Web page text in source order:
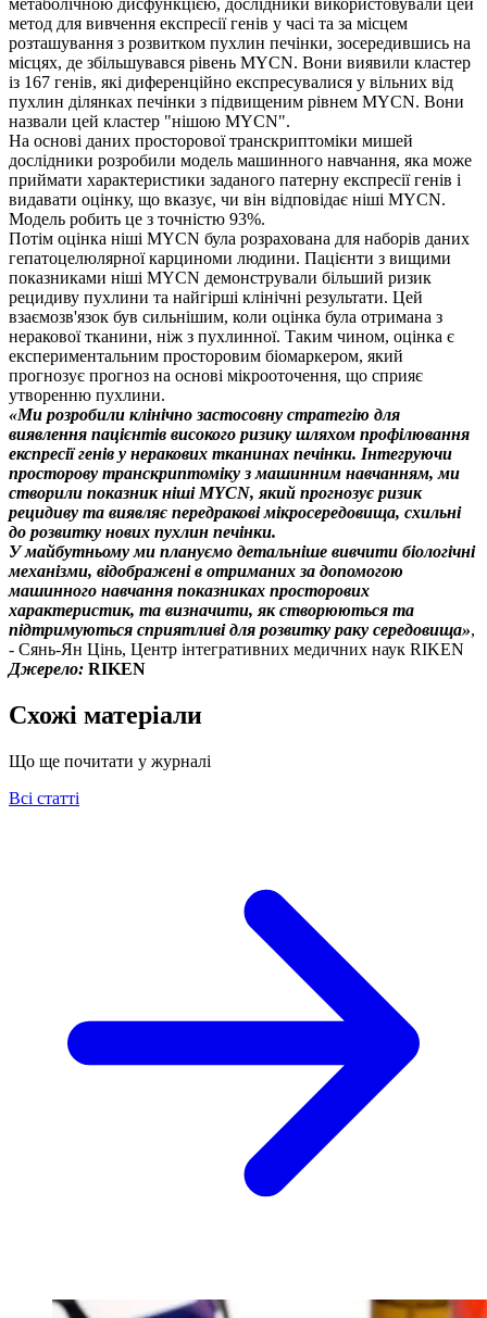
метод для вивчення експресії генів у часі та за місцем
розташування з розвитком пухлин печінки, зосередившись на
місцях, де збільшувався рівень MYCN. Вони виявили кластер
із 167 генів, які диференційно експресувалися у вільних від
пухлин ділянках печінки з підвищеним рівнем MYCN. Вони
назвали цей кластер "нішою MYCN".
На основі даних просторової транскриптоміки мишей
дослідники розробили модель машинного навчання, яка може
приймати характеристики заданого патерну експресії генів і
видавати оцінку, що вказує, чи він відповідає ніші MYCN.
Модель робить це з точністю 93%.
Потім оцінка ніші MYCN була розрахована для наборів даних
гепатоцелюлярної карциноми людини. Пацієнти з вищими
показниками ніші MYCN демонстрували більший ризик
рецидиву пухлини та найгірші клінічні результати. Цей
взаємозв'язок був сильнішим, коли оцінка була отримана з
неракової тканини, ніж з пухлинної. Таким чином, оцінка є
експериментальним просторовим біомаркером, який
прогнозує прогноз на основі мікрооточення, що сприяє
утворенню пухлини.
«Ми розробили клінічно застосовну стратегію для
виявлення пацієнтів високого ризику шляхом профілювання
експресії генів у неракових тканинах печінки. Інтегруючи
просторову транскриптоміку з машинним навчанням, ми
створили показник ніші MYCN, який прогнозує ризик
рецидиву та виявляє передракові мікросередовища, схильні
до розвитку нових пухлин печінки.
У майбутньому ми плануємо детальніше вивчити біологічні
механізми, відображені в отриманих за допомогою
машинного навчання показниках просторових
характеристик, та визначити, як створюються та
підтримуються сприятливі для розвитку раку середовища»,
- Сянь-Ян Цінь, Центр інтегративних медичних наук RIKEN
Джерело: RIKEN
Схожі матеріали
Що ще почитати у журналі
Всі статті